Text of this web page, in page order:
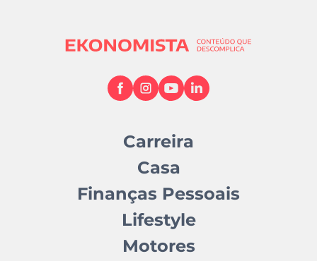
Carreira
Casa
Finanças Pessoais
Lifestyle
Motores